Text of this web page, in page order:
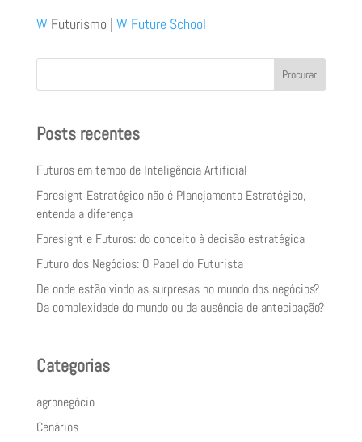
W Futurismo | W Future School
Procurar
Posts recentes
Futuros em tempo de Inteligência Artificial
Foresight Estratégico não é Planejamento Estratégico,
entenda a diferença
Foresight e Futuros: do conceito à decisão estratégica
Futuro dos Negócios: O Papel do Futurista
De onde estão vindo as surpresas no mundo dos negócios?
Da complexidade do mundo ou da ausência de antecipação?
Categorias
agronegócio
Cenários